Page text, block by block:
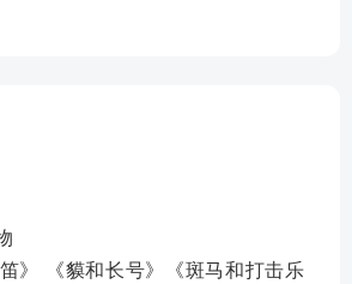
》 《貘和长号》《斑马和打击乐